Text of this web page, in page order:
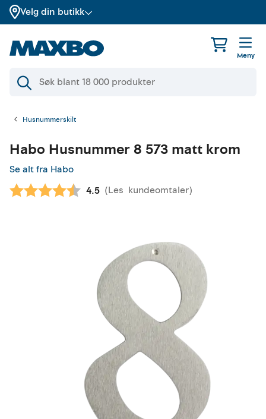
Velg din butikk
Meny
Husnummerskilt
Habo Husnummer 8 573 matt krom
Se alt fra Habo
Gjennomsnittskarakter:
4.5 (Les kundeomtaler)